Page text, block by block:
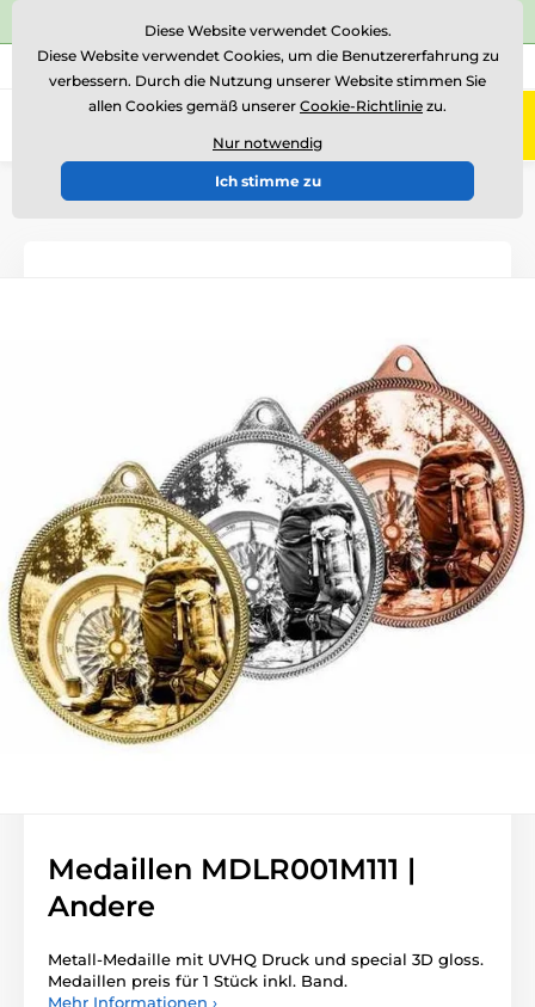
⭐Siehe 504 verifizierte Bewertungen auf
Rufen Sie uns an (Mo-Fr 15-18) +43 676 361 37 22
0
Einführung
Medaillen aus Metall
Medaillen MDLR001M111 |
Andere
Metall-Medaille mit UVHQ Druck und special 3D gloss.
Medaillen preis für 1 Stück inkl. Band.
Mehr Informationen ›
Diese Website verwendet Cookies.
Diese Website verwendet Cookies, um die Benutzererfahrung zu
verbessern. Durch die Nutzung unserer Website stimmen Sie
allen Cookies gemäß unserer Cookie-Richtlinie zu.
Nur notwendig
Ich stimme zu